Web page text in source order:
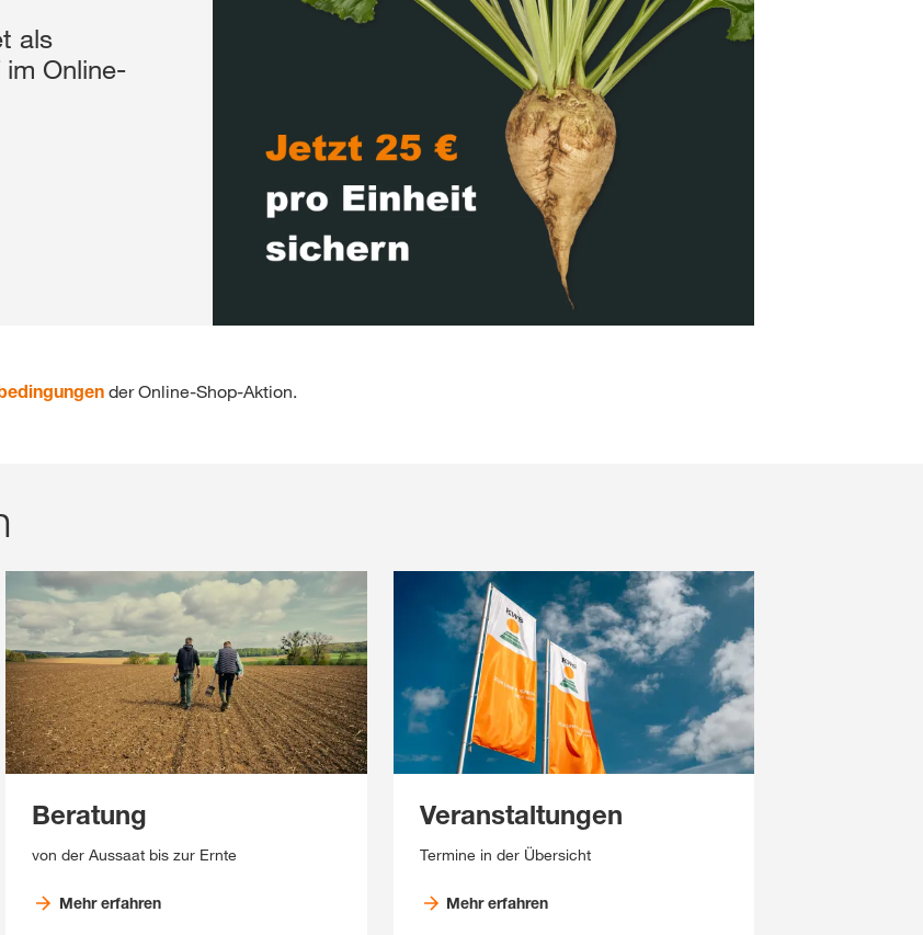
als
Online-
der Online-Shop-Aktion.
Beratung
von der Aussaat bis zur Ernte
Mehr erfahren
Veranstaltungen
Termine in der Übersicht
Mehr erfahren